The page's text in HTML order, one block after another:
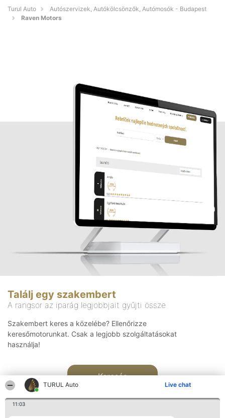
TURUL Auto Live chat
11:03
Turul Auto
Autószervizek, Autókölcsönzők, Autómosók - Budapest
Raven Motors
Találj egy szakembert
A rangsor az iparág legjobbjait gyűjti össze
Szakembert keres a közelébe? Ellenőrizze
keresőmotorunkat. Csak a legjobb szolgáltatásokat
használja!
Keresés